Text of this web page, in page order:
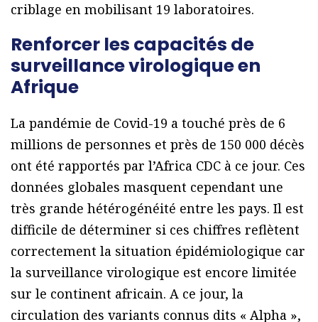
criblage en mobilisant 19 laboratoires.
Renforcer les capacités de
surveillance virologique en
Afrique
La pandémie de Covid-19 a touché près de 6
millions de personnes et près de 150 000 décès
ont été rapportés par l’Africa CDC à ce jour. Ces
données globales masquent cependant une
très grande hétérogénéité entre les pays. Il est
difficile de déterminer si ces chiffres reflètent
correctement la situation épidémiologique car
la surveillance virologique est encore limitée
sur le continent africain. A ce jour, la
circulation des variants connus dits « Alpha »,